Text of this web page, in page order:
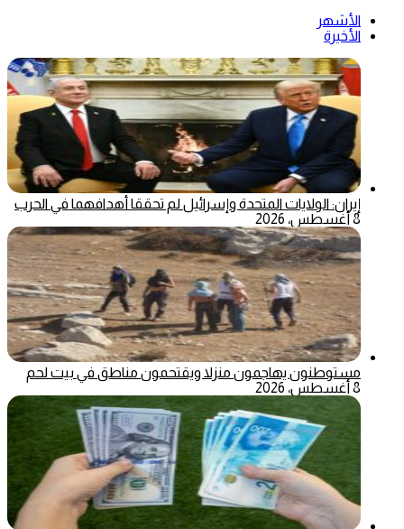
الأشهر
الأخيرة
إيران: الولايات المتحدة وإسرائيل لم تحققا أهدافهما في الحرب
8 أغسطس، 2026
مستوطنون يهاجمون منزلا ويقتحمون مناطق في بيت لحم
8 أغسطس، 2026